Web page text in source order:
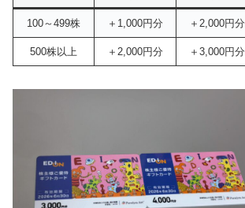
100～499株 ＋1,000円分 ＋2,000円分
500株以上 ＋2,000円分 ＋3,000円分